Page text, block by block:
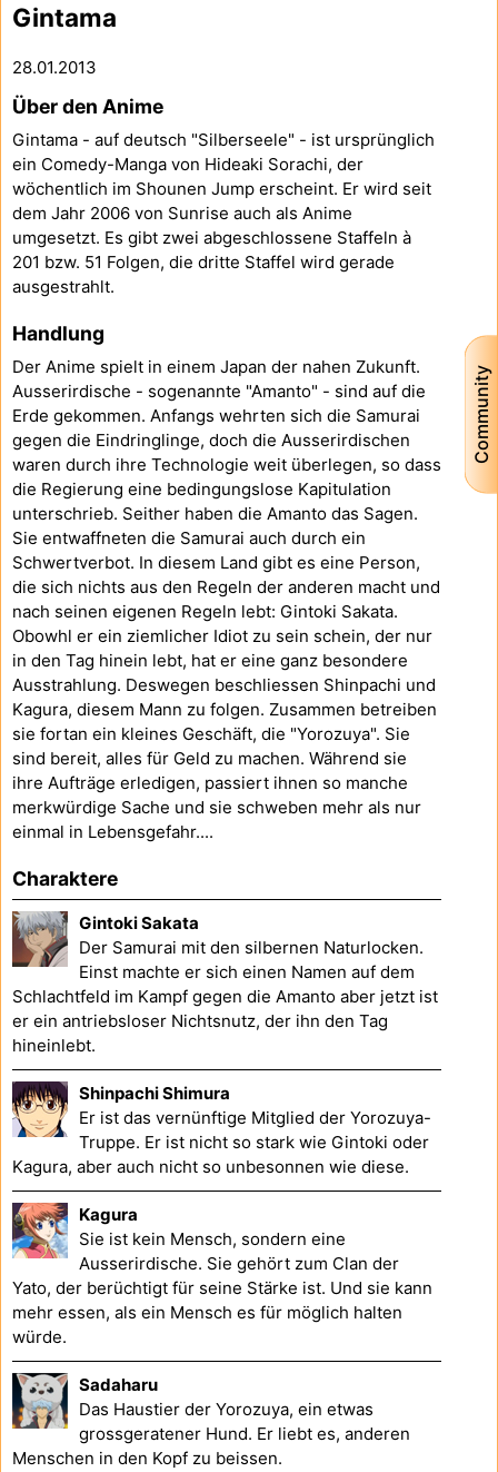
Community
Gintama
28.01.2013
Über den Anime
Gintama - auf deutsch "Silberseele" - ist ursprünglich
ein Comedy-Manga von Hideaki Sorachi, der
wöchentlich im Shounen Jump erscheint. Er wird seit
dem Jahr 2006 von Sunrise auch als Anime
umgesetzt. Es gibt zwei abgeschlossene Staffeln à
201 bzw. 51 Folgen, die dritte Staffel wird gerade
ausgestrahlt.
Handlung
Der Anime spielt in einem Japan der nahen Zukunft.
Ausserirdische - sogenannte "Amanto" - sind auf die
Erde gekommen. Anfangs wehrten sich die Samurai
gegen die Eindringlinge, doch die Ausserirdischen
waren durch ihre Technologie weit überlegen, so dass
die Regierung eine bedingungslose Kapitulation
unterschrieb. Seither haben die Amanto das Sagen.
Sie entwaffneten die Samurai auch durch ein
Schwertverbot. In diesem Land gibt es eine Person,
die sich nichts aus den Regeln der anderen macht und
nach seinen eigenen Regeln lebt: Gintoki Sakata.
Obowhl er ein ziemlicher Idiot zu sein schein, der nur
in den Tag hinein lebt, hat er eine ganz besondere
Ausstrahlung. Deswegen beschliessen Shinpachi und
Kagura, diesem Mann zu folgen. Zusammen betreiben
sie fortan ein kleines Geschäft, die "Yorozuya". Sie
sind bereit, alles für Geld zu machen. Während sie
ihre Aufträge erledigen, passiert ihnen so manche
merkwürdige Sache und sie schweben mehr als nur
einmal in Lebensgefahr....
Charaktere
Gintoki Sakata
Der Samurai mit den silbernen Naturlocken.
Einst machte er sich einen Namen auf dem
Schlachtfeld im Kampf gegen die Amanto aber jetzt ist
er ein antriebsloser Nichtsnutz, der ihn den Tag
hineinlebt.
Shinpachi Shimura
Er ist das vernünftige Mitglied der Yorozuya-
Truppe. Er ist nicht so stark wie Gintoki oder
Kagura, aber auch nicht so unbesonnen wie diese.
Kagura
Sie ist kein Mensch, sondern eine
Ausserirdische. Sie gehört zum Clan der
Yato, der berüchtigt für seine Stärke ist. Und sie kann
mehr essen, als ein Mensch es für möglich halten
würde.
Sadaharu
Das Haustier der Yorozuya, ein etwas
grossgeratener Hund. Er liebt es, anderen
Menschen in den Kopf zu beissen.